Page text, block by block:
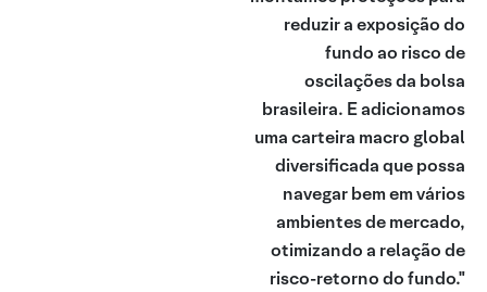
reduzir a exposição do
fundo ao risco de
oscilações da bolsa
brasileira. E adicionamos
uma carteira macro global
diversificada que possa
navegar bem em vários
ambientes de mercado,
otimizando a relação de
risco-retorno do fundo."